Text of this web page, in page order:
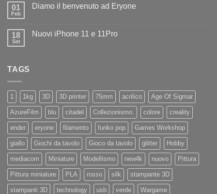
su
la
nuovissima
01
Feb
Diamo il benvenuto ad Eryone
Diamo
18
Set
Nuovi iPhone 11 e 11Pro
TAGS
1 1kg 3D 3D printer 75mm acrilico Age Of Sigmar
AzureFilm blu citadel Collezionismo. colore creality
ender eryone filamento funko pop Games Workshop
giallo Giochi da tavolo Gioco da tavolo glitter Hobby
mediacom Miniature Modellismo new4k nuovo Pittura
Pittura miniature PLA rosso silk stampante 3D
stampanti 3D technology usb verde Wargame